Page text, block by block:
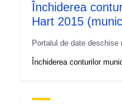
Închiderea
Hart 2015
Portalul de date deschise
Închiderea conturilor